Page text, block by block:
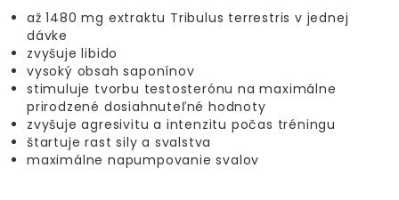
až 1480 mg extraktu Tribulus terrestris v jednej
dávke
zvyšuje libido
vysoký obsah saponínov
stimuluje tvorbu testosterónu na maximálne
prirodzené dosiahnuteľné hodnoty
zvyšuje agresivitu a intenzitu počas tréningu
štartuje rast sily a svalstva
maximálne napumpovanie svalov